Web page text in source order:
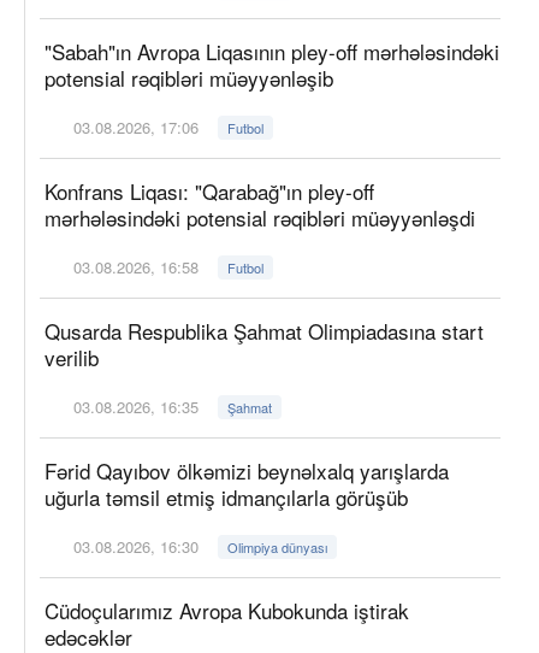
"Sabah"ın Avropa Liqasının pley-off mərhələsindəki
potensial rəqibləri müəyyənləşib
03.08.2026, 17:06 Futbol
Konfrans Liqası: "Qarabağ"ın pley-off
mərhələsindəki potensial rəqibləri müəyyənləşdi
03.08.2026, 16:58 Futbol
Qusarda Respublika Şahmat Olimpiadasına start
verilib
03.08.2026, 16:35 Şahmat
Fərid Qayıbov ölkəmizi beynəlxalq yarışlarda
uğurla təmsil etmiş idmançılarla görüşüb
03.08.2026, 16:30 Olimpiya dünyası
Cüdoçularımız Avropa Kubokunda iştirak
edəcəklər